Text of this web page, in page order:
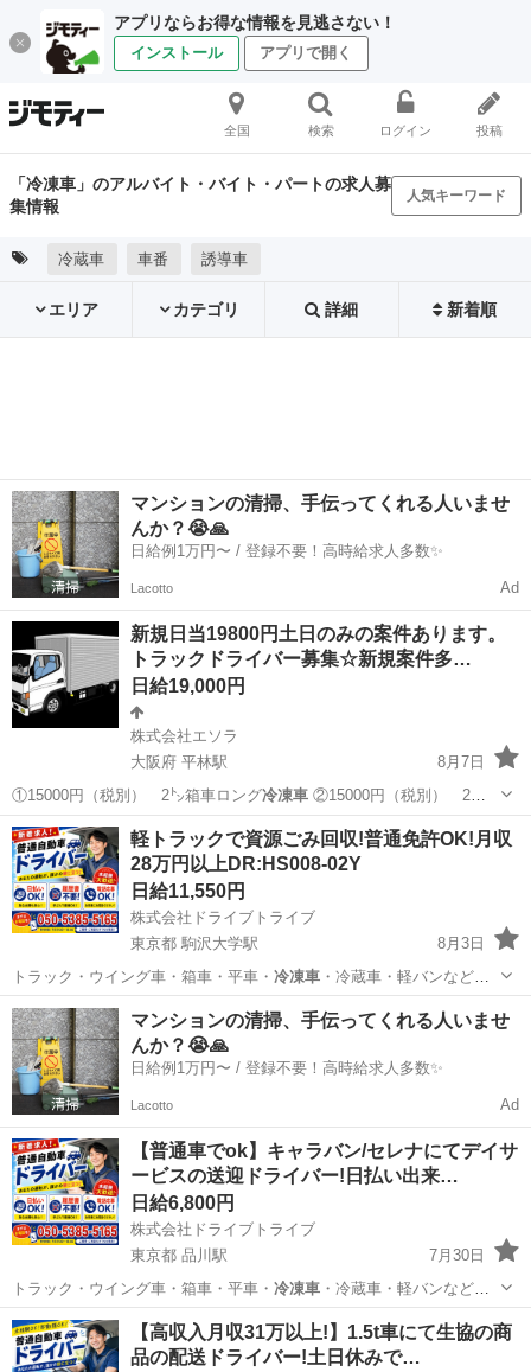
アプリならお得な情報を見逃さない！
インストール アプリで開く
全国 検索 ログイン 投稿
「冷凍車」のアルバイト・バイト・パートの求人募
集情報
人気キーワード
冷蔵車 車番 誘導車
エリア カテゴリ 詳細 新着順
マンションの清掃、手伝ってくれる人いませ
んか？😭🙏
日給例1万円〜 / 登録不要！高時給求人多数✨
Lacotto Ad
新規日当19800円土日のみの案件あります。
トラックドライバー募集☆新規案件多…
日給19,000円
株式会社エソラ
大阪府 平林駅
8月7日
①15000円（税別） 2㌧箱車ロング冷凍車②15000円（税別） 2㌧
箱車 …
大阪 大阪市 平林駅 ドライバー 大型
軽トラックで資源ごみ回収!普通免許OK!月収
28万円以上DR:HS008-02Y
日給11,550円
株式会社ドライブトライブ
東京都 駒沢大学駅
8月3日
トラック・ウイング車・箱車・平車・ 冷凍車・冷蔵車・軽バンなど、
車種問わず運転経…
東京 世田谷区 駒沢大学駅 ドライバー 軽トラック
マンションの清掃、手伝ってくれる人いませ
んか？😭🙏
日給例1万円〜 / 登録不要！高時給求人多数✨
Lacotto Ad
【普通車でok】キャラバン/セレナにてデイサ
ービスの送迎ドライバー!日払い出来…
日給6,800円
株式会社ドライブトライブ
東京都 品川駅
7月30日
トラック・ウイング車・箱車・平車・ 冷凍車・冷蔵車・軽バンなど、
車種問わず運転経…
東京 港区 品川駅 ドライバー 定年
【高収入月収31万以上!】1.5t車にて生協の商
品の配送ドライバー!土日休みで…